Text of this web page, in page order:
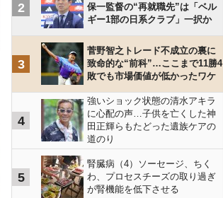
2
保一監督の“再就職先”は「ベル
ギー1部の日系クラブ」一択か
3
菅野智之トレード不成立の裏に
致命的な“前科”…ここまで11勝4
敗でも市場価値が低かったワケ
4
強いショック状態の清水アキラ
に心配の声…子供を亡くした神
田正輝らもたどった遺族ケアの
道のり
5
腎臓病（4）ソーセージ、ちく
わ、プロセスチーズの取り過ぎ
が腎機能を低下させる